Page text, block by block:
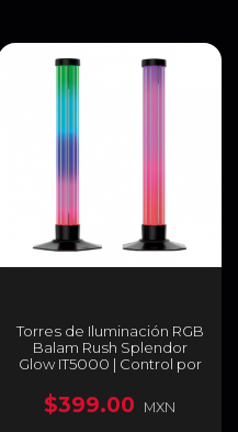
Torres de Iluminación RGB
Balam Rush Splendor
Glow IT5000 | Control por
20 Modos de Iluminación |
BR-942324
$399.00 MXN